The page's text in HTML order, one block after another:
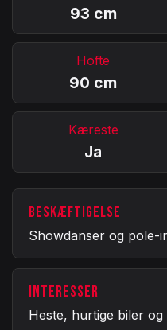
93 cm
Hofte
90 cm
Kæreste
Ja
BESKÆFTIGELSE
Showdanser og pole-
INTERESSER
Heste, hurtige biler og